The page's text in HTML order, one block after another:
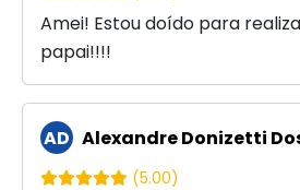
Amei! Estou doído para
papai!!!!
AD Alexandre Donizetti
(5.00)